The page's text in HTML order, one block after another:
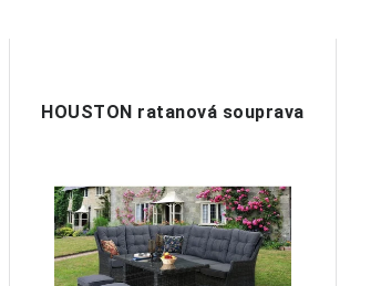
HOUSTON ratanová souprava